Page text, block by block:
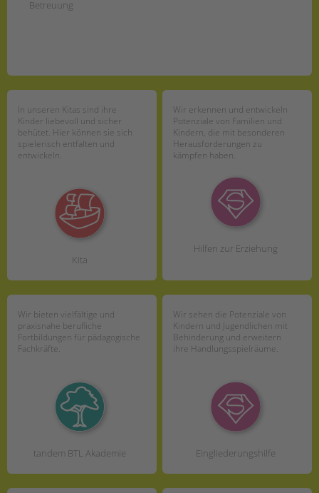
In unseren Kitas sind ihre
Kinder liebevoll und sicher
behütet. Hier können sie sich
spielerisch entfalten und
entwickeln.
Kita
Betreuung
Wir erkennen und entwickeln
Potenziale von Familien und
Kindern, die mit besonderen
Herausforderungen zu
kämpfen haben.
Hilfen zur Erziehung
Wir bieten vielfältige und
praxisnahe berufliche
Fortbildungen für pädagogische
Fachkräfte.
tandem BTL Akademie
Wir sehen die Potenziale von
Kindern und Jugendlichen mit
Behinderung und erweitern
ihre Handlungsspielräume.
Eingliederungshilfe